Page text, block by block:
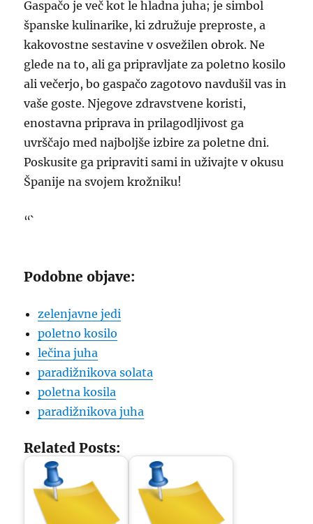
Gaspačo je več kot le hladna juha; je simbol
španske kulinarike, ki združuje preproste, a
kakovostne sestavine v osvežilen obrok. Ne
glede na to, ali ga pripravljate za poletno kosilo
ali večerjo, bo gaspačo zagotovo navdušil vas in
vaše goste. Njegove zdravstvene koristi,
enostavna priprava in prilagodljivost ga
uvrščajo med najboljše izbire za poletne dni.
Poskusite ga pripraviti sami in uživajte v okusu
Španije na svojem krožniku!
“`
Podobne objave:
zelenjavne jedi
poletno kosilo
lečina juha
paradižnikova solata
poletna kosila
paradižnikova juha
Related Posts: